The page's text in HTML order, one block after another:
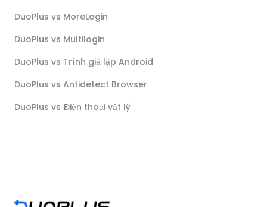
DuoPlus vs MoreLogin
DuoPlus vs Multilogin
DuoPlus vs Trình giả lập Android
DuoPlus vs Antidetect Browser
DuoPlus vs Điện thoại vật lý